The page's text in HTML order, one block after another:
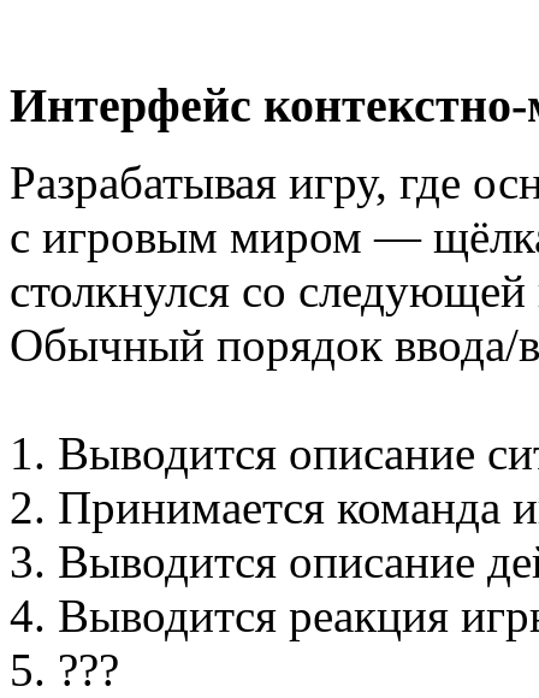
Интерфейс
Разрабатывая игру, где
с игровым миром —
столкнулся со
Обычный порядок
1. Выводится описание
2. Принимается команда
3. Выводится описание
4. Выводится реакция
5. ???